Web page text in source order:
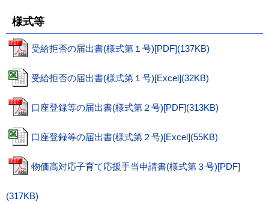
様式等
受給拒否の届出書(様式第１号)[PDF](137KB)
受給拒否の届出書(様式第１号)[Excel](32KB)
口座登録等の届出書(様式第２号)[PDF](313KB)
口座登録等の届出書(様式第２号)[Excel](55KB)
物価高対応子育て応援手当申請書(様式第３号)[PDF]
(317KB)